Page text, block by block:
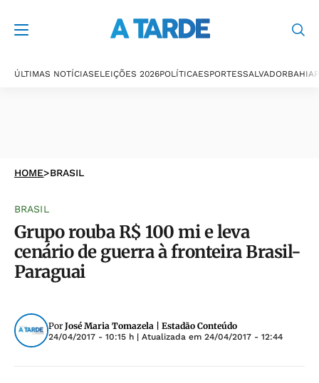
ÚLTIMAS NOTÍCIASELEIÇÕES 2026POLÍTICAESPORTESSALVADORBAHIA
HOME>BRASIL
BRASIL
Grupo rouba R$ 100 mi e leva
cenário de guerra à fronteira Brasil-
Paraguai
Por José Maria Tomazela | Estadão Conteúdo
24/04/2017 - 10:15 h | Atualizada em 24/04/2017 - 12:44